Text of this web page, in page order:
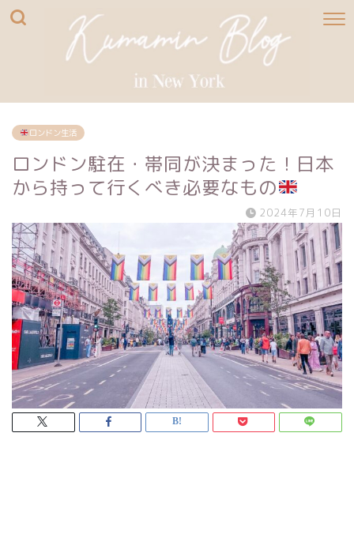
ロンドン生活
ロンドン駐在・帯同が決まった！日本
から持って行くべき必要なもの
2024年7月10日